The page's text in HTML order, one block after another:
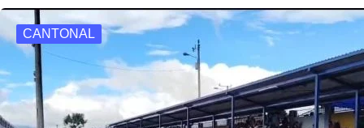
o
o
k
d
o
n
CANTONAL